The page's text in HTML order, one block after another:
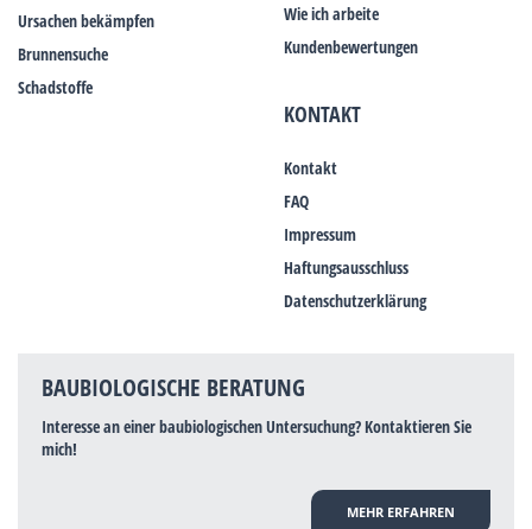
Ursachen bekämpfen
Brunnensuche
Schadstoffe
Wie ich arbeite
Kundenbewertungen
KONTAKT
Kontakt
FAQ
Impressum
Haftungsausschluss
Datenschutzerklärung
BAUBIOLOGISCHE BERATUNG
Interesse an einer baubiologischen Untersuchung? Kontaktieren Sie
mich!
MEHR ERFAHREN